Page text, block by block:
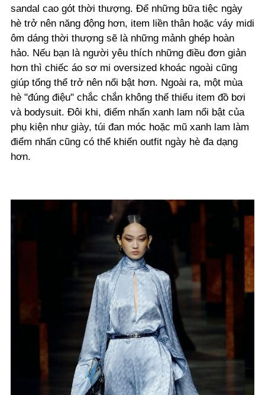
sandal cao gót thời thượng. Để những bữa tiệc ngày
hè trở nên năng động hơn, item liền thân hoặc váy midi
ôm dáng thời thượng sẽ là những mảnh ghép hoàn
hảo. Nếu bạn là người yêu thích những điều đơn giản
hơn thì chiếc áo sơ mi oversized khoác ngoài cũng
giúp tổng thể trở nên nổi bật hơn. Ngoài ra, một mùa
hè "đúng điệu" chắc chắn không thể thiếu item đồ bơi
và bodysuit. Đôi khi, điểm nhấn xanh lam nổi bật của
phụ kiện như giày, túi đan móc hoặc mũ xanh lam làm
điểm nhấn cũng có thể khiến outfit ngày hè đa dạng
hơn.